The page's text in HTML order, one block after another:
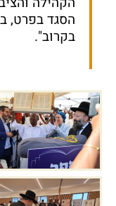
הסגד בפרט,
בקרוב".